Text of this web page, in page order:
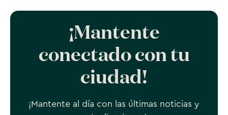
¡Mantente
conectado con tu
ciudad!
¡Mantente al día con las últimas noticias y